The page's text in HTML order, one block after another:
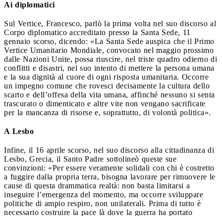
Ai diplomatici
Sul Vertice, Francesco, parlò la prima volta nel suo discorso al
Corpo diplomatico accreditato presso la Santa Sede, 11
gennaio scorso, dicendo: «La Santa Sede auspica che il Primo
Vertice Umanitario Mondiale, convocato nel maggio prossimo
dalle Nazioni Unite, possa riuscire, nel triste quadro odierno di
conflitti e disastri, nel suo intento di mettere la persona umana
e la sua dignità al cuore di ogni risposta umanitaria. Occorre
un impegno comune che rovesci decisamente la cultura dello
scarto e dell’offesa della vita umana, affinché nessuno si senta
trascurato o dimenticato e altre vite non vengano sacrificate
per la mancanza di risorse e, soprattutto, di volontà politica».
A Lesbo
Infine, il 16 aprile scorso, nel suo discorso alla cittadinanza di
Lesbo, Grecia, il Santo Padre sottolineò queste sue
convinzioni: «Per essere veramente solidali con chi è costretto
a fuggire dalla propria terra, bisogna lavorare per rimuovere le
cause di questa drammatica realtà: non basta limitarsi a
inseguire l’emergenza del momento, ma occorre sviluppare
politiche di ampio respiro, non unilaterali. Prima di tutto è
necessario costruire la pace là dove la guerra ha portato